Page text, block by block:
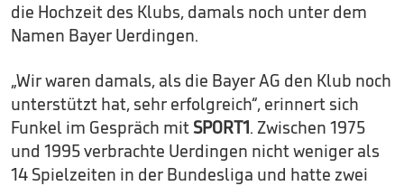
die Hochzeit des Klubs, damals noch unter dem
Namen Bayer Uerdingen.
„Wir waren damals, als die Bayer AG den Klub noch
unterstützt hat, sehr erfolgreich“, erinnert sich
Funkel im Gespräch mit SPORT1. Zwischen 1975
und 1995 verbrachte Uerdingen nicht weniger als
14 Spielzeiten in der Bundesliga und hatte zwei